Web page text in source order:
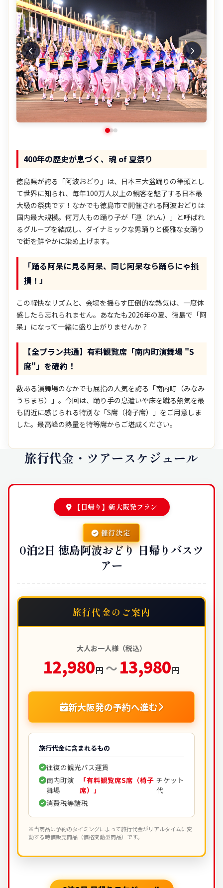
400年の歴史が息づく、魂 of 夏祭り
徳島県が誇る「阿波おどり」は、日本三大盆踊りの筆頭とし
て世界に知られ、毎年100万人以上の観客を魅了する日本最
大級の祭典です！なかでも徳島市で開催される阿波おどりは
国内最大規模。何万人もの踊り子が「連（れん）」と呼ばれ
るグループを結成し、ダイナミックな男踊りと優雅な女踊り
で街を鮮やかに染め上げます。
「踊る阿呆に見る阿呆、同じ阿呆なら踊らにゃ損
損！」
この軽快なリズムと、会場を揺らす圧倒的な熱気は、一度体
感したら忘れられません。あなたも2026年の夏、徳島で「阿
呆」になって一緒に盛り上がりませんか？
【全プラン共通】有料観覧席「南内町演舞場 "S
席"」を確約！
数ある演舞場のなかでも屈指の人気を誇る「南内町（みなみ
うちまち）」。今回は、踊り手の息遣いや床を蹴る熱気を最
も間近に感じられる特別な「S席（椅子席）」をご用意しま
した。最高峰の熱量を特等席からご堪成ください。
旅行代金・ツアースケジュール
【日帰り】新大阪発プラン
催行決定
0泊2日 徳島阿波おどり 日帰りバスツ
アー
旅行代金のご案内
大人お一人様（税込）
12,980円 ～ 13,980円
新大阪発の予約へ進む
旅行代金に含まれるもの
往復の観光バス運賃
南内町演
舞場
「有料観覧席S席（椅子
席）」
チケット
代
消費税等諸税
※当商品は予約のタイミングによって旅行代金がリアルタイムに変
動する時価販売商品（価格変動型商品）です。